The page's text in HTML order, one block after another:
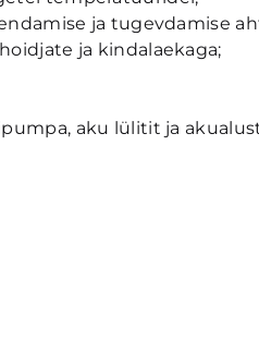
ja tugevdamise
ja kindalaekaga;
aku lülitit ja